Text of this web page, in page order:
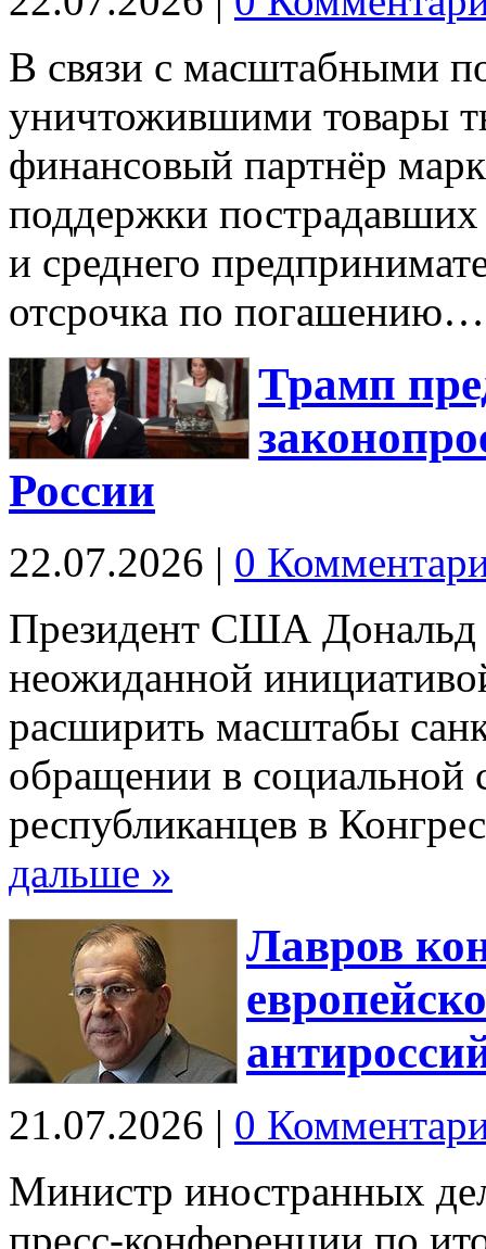
В связи с масштабными
уничтожившими товары
финансовый партнёр
поддержки
и среднего
отсрочка по
Трамп
России
22.07.2026 | 0
Президент США Дональд
неожиданной
расширить масштабы
обращении в социальной
республиканцев в
дальше »
Лавров
21.07.2026 | 0
Министр иностранных